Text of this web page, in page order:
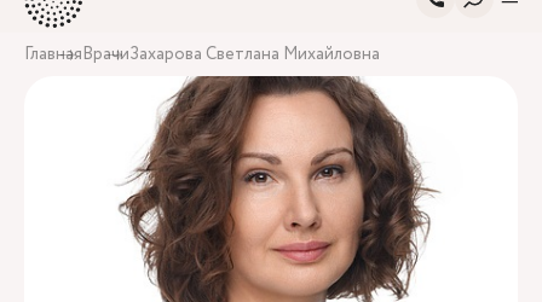
ГлавнаяВрачиЗахарова Светлана Михайловна